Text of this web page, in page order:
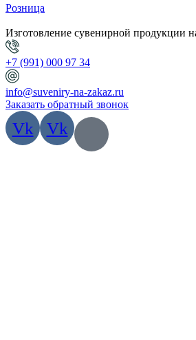
Розница
Изготовление сувенирной продукции
+7 (991) 000 97 34
info@suveniry-na-zakaz.ru
Заказать обратный звонок
Vk Vk